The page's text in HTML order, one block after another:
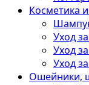
Косметика
Уход
Уход
Уход
Ошейники,